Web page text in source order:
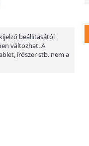
beállításától
változhat. A
írószer stb. nem a